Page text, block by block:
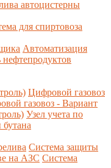
автоцистерны
для спиртовоза
Автоматизация
Цифровой газовоз
газовоз - Вариант
Узел учета по
Система защиты
на АЗС Система